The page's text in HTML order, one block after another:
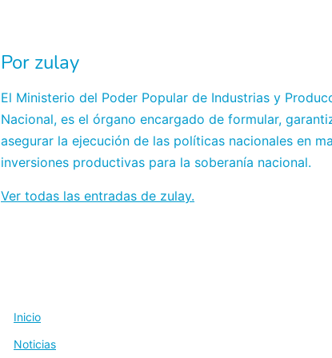
Por zulay
El Ministerio del Poder Popular de Industrias y
Nacional, es el órgano encargado de formular,
asegurar la ejecución de las políticas nacionales en
inversiones productivas para la soberanía nacional.
Ver todas las entradas de zulay.
Inicio
Noticias